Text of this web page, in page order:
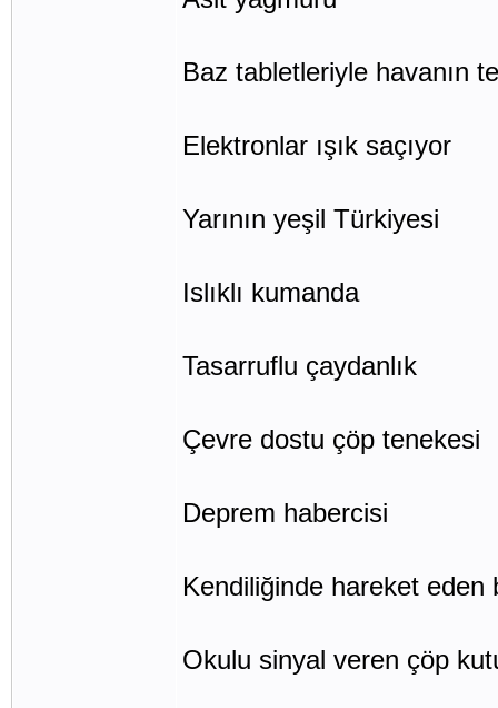
Baz tabletleriyle havanın
Elektronlar ışık saçıyor
Yarının yeşil Türkiyesi
Islıklı kumanda
Tasarruflu çaydanlık
Çevre dostu çöp tenekesi
Deprem habercisi
Kendiliğinde hareket eden
Okulu sinyal veren çöp